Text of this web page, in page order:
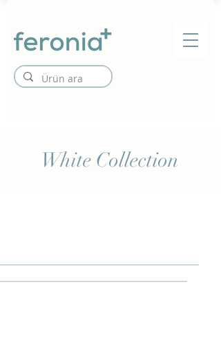
White Collection